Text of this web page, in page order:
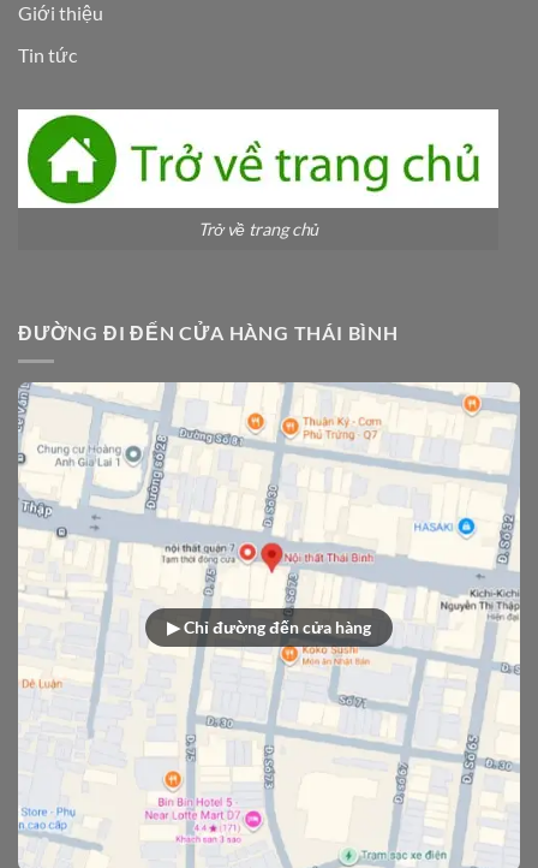
Giới thiệu
Tin tức
Trở về trang chủ
ĐƯỜNG ĐI ĐẾN CỬA HÀNG THÁI BÌNH
▶ Chỉ đường đến cửa hàng